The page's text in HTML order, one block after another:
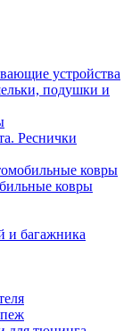
устройства
подушки и
Реснички
ковры
ковры
и багажника